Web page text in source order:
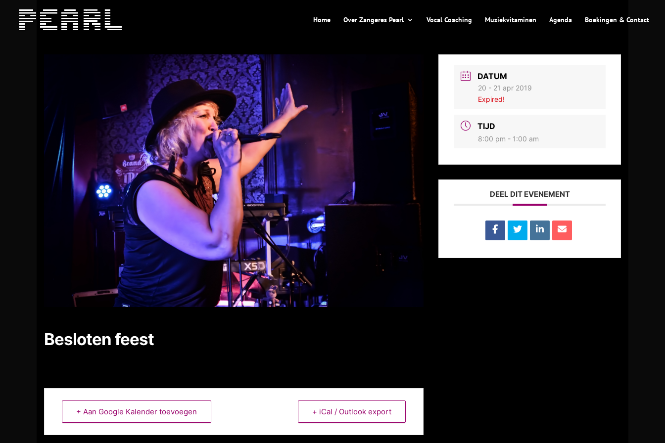
Home Over Zangeres Pearl Vocal Coaching Muziekvitaminen Agenda Boekingen & Contact
Besloten feest
+ Aan Google Kalender toevoegen + iCal / Outlook export
DATUM
20 - 21 apr 2019
Expired!
TIJD
8:00 pm - 1:00 am
DEEL DIT EVENEMENT